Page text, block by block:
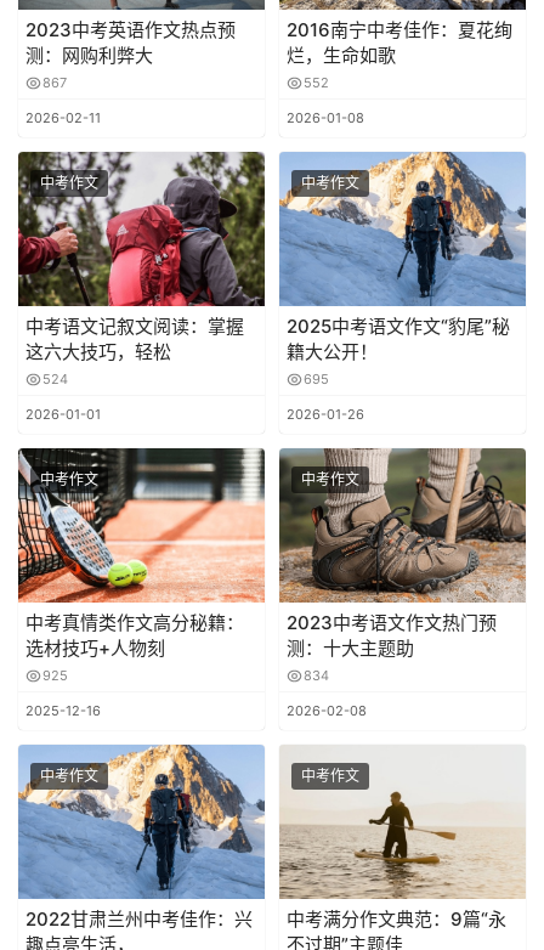
2023中考英语作文热点预
测：网购利弊大
867
2026-02-11
2016南宁中考佳作：夏花绚
烂，生命如歌
552
2026-01-08
中考作文
中考语文记叙文阅读：掌握
这六大技巧，轻松
524
2026-01-01
中考作文
2025中考语文作文“豹尾”秘
籍大公开！
695
2026-01-26
中考作文
中考真情类作文高分秘籍：
选材技巧+人物刻
925
2025-12-16
中考作文
2023中考语文作文热门预
测：十大主题助
834
2026-02-08
中考作文
2022甘肃兰州中考佳作：兴
趣点亮生活，
中考作文
中考满分作文典范：9篇“永
不过期”主题佳